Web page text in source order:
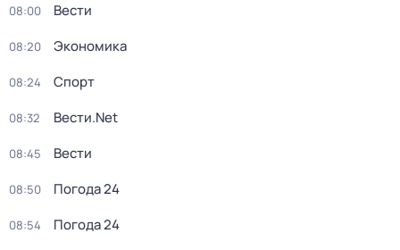
08:00 Вести
08:20 Экономика
08:24 Спорт
08:32 Вести.Net
08:45 Вести
08:50 Погода 24
08:54 Погода 24